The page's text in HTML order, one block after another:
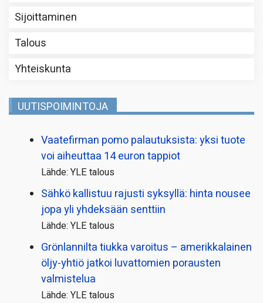
Sijoittaminen
Talous
Yhteiskunta
UUTISPOIMINTOJA
Vaatefirman pomo palautuksista: yksi tuote
voi aiheuttaa 14 euron tappiot
Lähde: YLE talous
Sähkö kallistuu rajusti syksyllä: hinta nousee
jopa yli yhdeksään senttiin
Lähde: YLE talous
Grönlannilta tiukka varoitus – amerikkalainen
öljy-yhtiö jatkoi luvattomien porausten
valmistelua
Lähde: YLE talous